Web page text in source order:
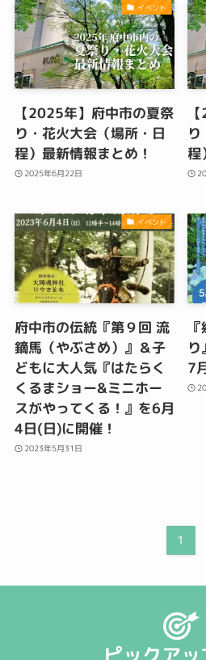
イベント
【2025年】府中市の夏祭
り・花火大会（場所・日
程）最新情報まとめ！
2025年6月22日
程
イベント
府中市の伝統『第９回 流
鏑馬（やぶさめ）』＆子
どもに大人気『はたらく
くるまショー&ミニホー
スがやってくる！』を6月
4日(日)に開催！
2023年5月31日
7
1